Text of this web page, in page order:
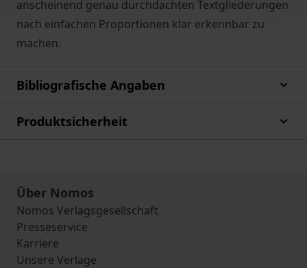
anscheinend genau durchdachten Textgliederungen
nach einfachen Proportionen klar erkennbar zu
machen.
Bibliografische Angaben
Produktsicherheit
Über Nomos
Nomos Verlagsgesellschaft
Presseservice
Karriere
Unsere Verlage